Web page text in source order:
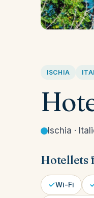
ISCHIA
Ischia ·
Hotellets
Wi-Fi